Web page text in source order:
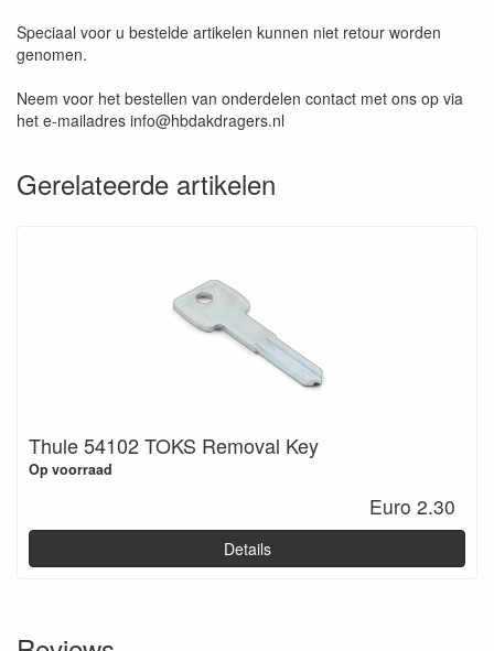
Speciaal voor u bestelde artikelen kunnen niet retour worden
genomen.
Neem voor het bestellen van onderdelen contact met ons op via
het e-mailadres info@hbdakdragers.nl
Gerelateerde artikelen
Thule 54102 TOKS Removal Key
Op voorraad
Euro 2.30
Details